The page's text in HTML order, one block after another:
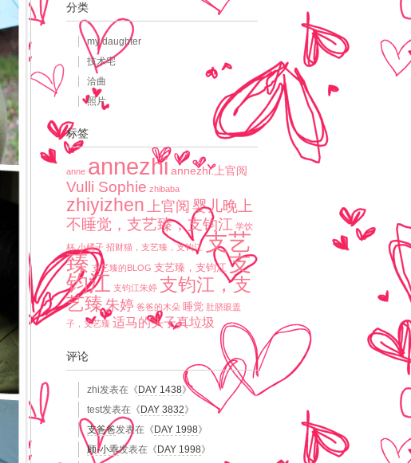
分类
my daughter
技术宅
洽曲
照片
标签
anne annezhi annezhi.上官阅
Vulli Sophie zhibaba
zhiyizhen 上官阅 婴儿晚上
不睡觉，支艺臻，支钧江 学饮
杯 小橘子 招财猫，支艺臻，支钧江 支艺
臻 支艺臻的BLOG 支艺臻，支钧江 支
钧江 支钧江朱婷 支钧江，支
艺臻朱婷 爸爸的木朵 睡觉 肚脐眼盖
子，支艺臻 适马的头子真垃圾
评论
zhi发表在《 DAY 1438》
test发表在《 DAY 3832》
支爸爸发表在《 DAY 1998》
顾-小乖发表在《 DAY 1998》